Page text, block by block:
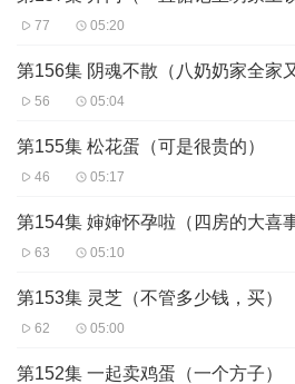
77 05:20
第156集 阴魂不散（八奶奶家全家
56 05:04
第155集 松花蛋（可是很贵的）
46 05:17
第154集 婶婶怀孕啦（四房的大喜
63 05:10
第153集 灵芝（不管多少钱，买）
62 05:00
第152集 一起卖鸡蛋（一个方子）